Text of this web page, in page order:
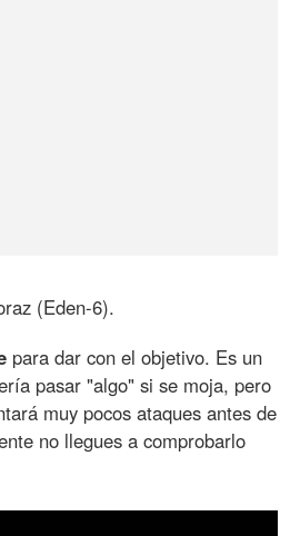
(Eden-6).
para dar con el objetivo. Es un
pasar "algo" si se moja, pero
muy pocos ataques antes de
no llegues a comprobarlo